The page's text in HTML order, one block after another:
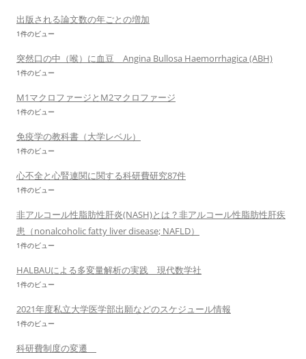
出版される論文数の年ごとの増加
1件のビュー
突然口の中（喉）に血豆 Angina Bullosa Haemorrhagica (ABH)
1件のビュー
M1マクロファージとM2マクロファージ
1件のビュー
免疫学の教科書（大学レベル）
1件のビュー
心不全と心腎連関に関する科研費研究87件
1件のビュー
非アルコール性脂肪性肝炎(NASH)とは？非アルコール性脂肪性肝疾
患（nonalcoholic fatty liver disease; NAFLD）
1件のビュー
HALBAUによる多変量解析の実践 現代数学社
1件のビュー
2021年度私立大学医学部出願などのスケジュール情報
1件のビュー
科研費制度の変遷